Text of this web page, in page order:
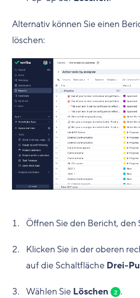
Alternativ können Sie einen
löschen:
Öffnen Sie den Bericht, den
Klicken Sie in der oberen
auf die Schaltfläche Drei-
Wählen Sie Löschen 2 .